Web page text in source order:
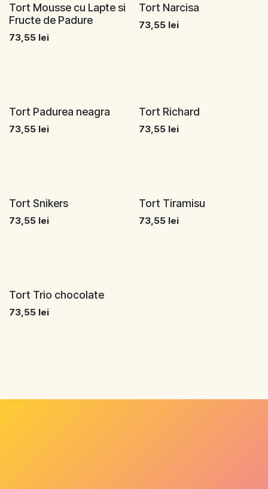
Tort Mousse cu Lapte si
Fructe de Padure
73,55 lei
Tort Narcisa
73,55lei
Tort Padurea neagra
73,55 lei
Tort Richard
73,55lei
Tort Snikers
73,55 lei
Tort Tiramisu
73,55lei
Tort Trio chocolate
73,55 lei